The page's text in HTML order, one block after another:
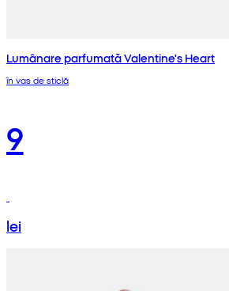
Lumânare parfumată Valentine's Heart
în vas de sticlă
9
lei